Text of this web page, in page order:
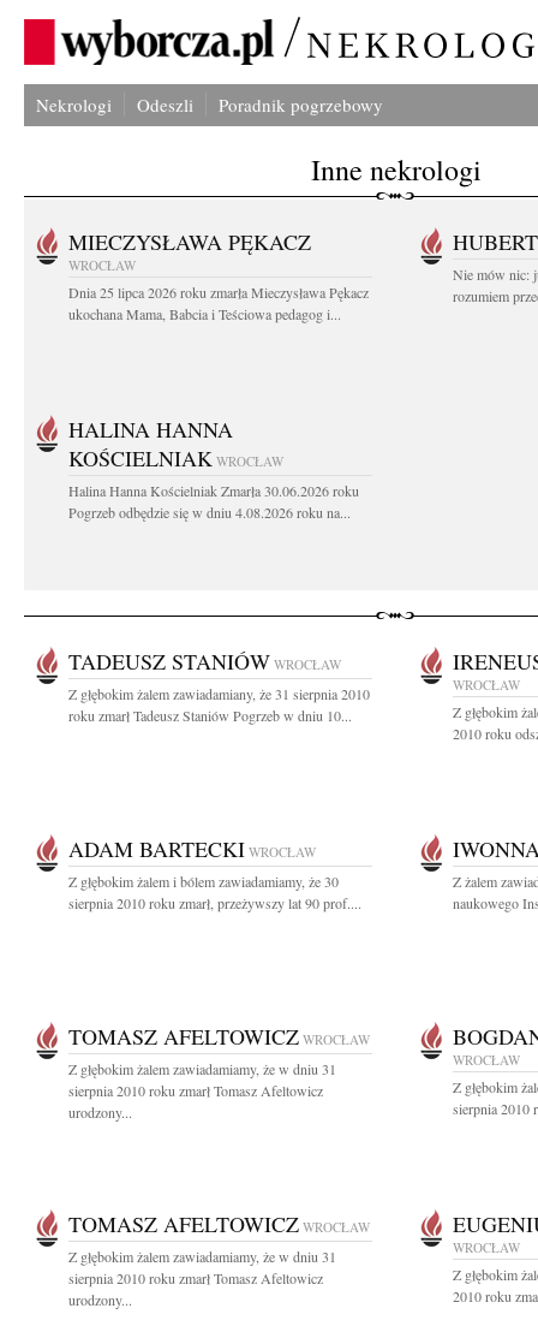
Nekrologi Odeszli Poradnik pogrzebowy
Inne nekrologi
MIECZYSŁAWA PĘKACZ
WROCŁAW
Dnia 25 lipca 2026 roku zmarła Mieczysława Pękacz
ukochana Mama, Babcia i Teściowa pedagog i...
Nie mów nic:
rozumiem
HALINA HANNA
KOŚCIELNIAK WROCŁAW
Halina Hanna Kościelniak Zmarła 30.06.2026 roku
Pogrzeb odbędzie się w dniu 4.08.2026 roku na...
TADEUSZ STANIÓW WROCŁAW
Z głębokim żalem zawiadamiany, że 31 sierpnia 2010
roku zmarł Tadeusz Staniów Pogrzeb w dniu 10...
WROCŁAW
Z głębokim
2010 roku
ADAM BARTECKI WROCŁAW
Z głębokim żalem i bólem zawiadamiamy, że 30
sierpnia 2010 roku zmarł, przeżywszy lat 90 prof....
Z żalem
naukowego
TOMASZ AFELTOWICZ WROCŁAW
Z głębokim żalem zawiadamiamy, że w dniu 31
sierpnia 2010 roku zmarł Tomasz Afeltowicz
urodzony...
WROCŁAW
Z głębokim
sierpnia 2010
TOMASZ AFELTOWICZ WROCŁAW
Z głębokim żalem zawiadamiamy, że w dniu 31
sierpnia 2010 roku zmarł Tomasz Afeltowicz
urodzony...
WROCŁAW
Z głębokim
2010 roku